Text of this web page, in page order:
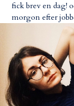
fick brev en dag!
morgon efter